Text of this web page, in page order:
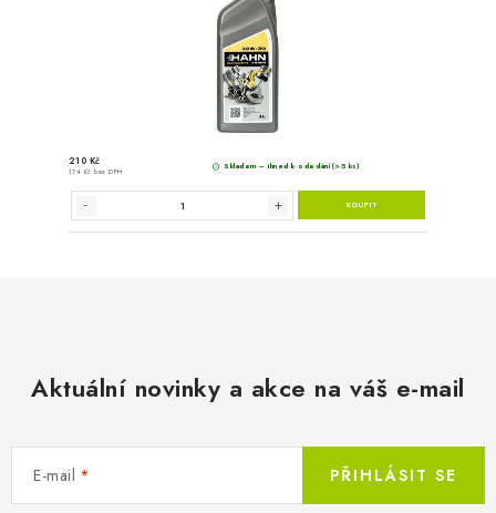
Aktuální novinky a akce na váš e-mail
E-mail PŘIHLÁSIT SE